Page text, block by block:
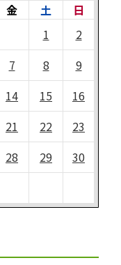
金 土
日
1
2
7 8
9
14 15
16
21 22
23
28 29
30